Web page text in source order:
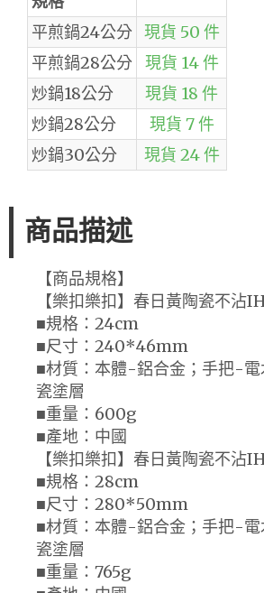
平煎鍋24公分
現貨 50 件
平煎鍋28公分
現貨 14 件
炒鍋18公分
現貨 18 件
炒鍋28公分
現貨 7 件
炒鍋30公分
現貨 24 件
商品描述
【商品規格】
【樂扣樂扣】春日黃陶瓷不沾
■規格：24cm
■尺寸：240*46mm
■材質：本體-鋁合金；手把-
瓷塗層
■重量：600g
■產地：中國
【樂扣樂扣】春日黃陶瓷不沾
■規格：28cm
■尺寸：280*50mm
■材質：本體-鋁合金；手把-
瓷塗層
■重量：765g